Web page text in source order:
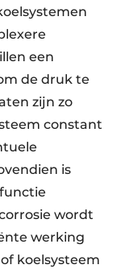
een
de druk te
zijn zo
constant
is
wordt
werking
koelsysteem